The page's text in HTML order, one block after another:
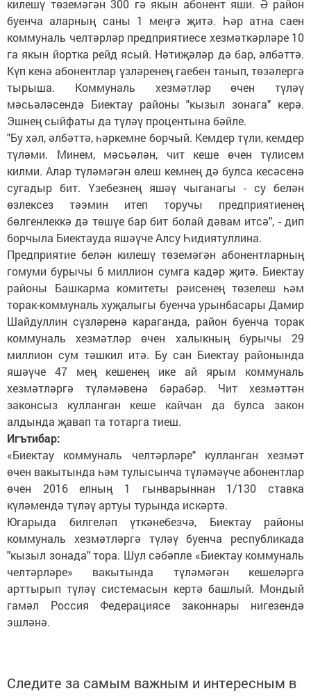
килешү төземәгән 300 гә якын абонент яши. Ә район
буенча аларның саны 1 меңгә җитә. Һәр атна саен
коммуналь челтәрләр предприятиесе хезмәткәрләре 10
га якын йортка рейд ясый. Нәтиҗәләр дә бар, әлбәттә.
Күп кенә абонентлар үзләренең гаебен танып, төзәлергә
тырыша. Коммуналь хезмәтләр өчен түләү
мәсьәләсендә Биектау районы "кызыл зонага" керә.
Эшнең сыйфаты да түләү процентына бәйле.
"Бу хәл, әлбәттә, һәркемне борчый. Кемдер түли, кемдер
түләми. Минем, мәсьәлән, чит кеше өчен түлисем
килми. Алар түләмәгән өлеш кемнең дә булса кесәсенә
сугадыр бит. Үзебезнең яшәү чыганагы - су белән
өзлексез тәэмин итеп торучы предприятиенең
бөлгенлеккә дә төшүе бар бит болай дәвам итсә", - дип
борчыла Биектауда яшәүче Алсу Һидиятуллина.
Предприятие белән килешү төземәгән абонентларның
гомуми бурычы 6 миллион сумга кадәр җитә. Биектау
районы Башкарма комитеты рәисенең төзелеш һәм
торак-коммуналь хуҗалыгы буенча урынбасары Дамир
Шайдуллин сүзләренә караганда, район буенча торак
коммуналь хезмәтләр өчен халыкның бурычы 29
миллион сум тәшкил итә. Бу сан Биектау районында
яшәүче 47 мең кешенең ике ай ярым коммуналь
хезмәтләргә түләмәвенә бәрабәр. Чит хезмәттән
законсыз кулланган кеше кайчан да булса закон
алдында җавап та тотарга тиеш.
Игътибар:
«Биектау коммуналь челтәрләре" кулланган хезмәт
өчен вакытында һәм тулысынча түләмәүче абонентлар
өчен 2016 елның 1 гынварыннан 1/130 ставка
күләмендә түләү артуы турында искәртә.
Югарыда билгеләп үткәнебезчә, Биектау районы
коммуналь хезмәтләргә түләү буенча республикада
"кызыл зонада" тора. Шул сәбәпле «Биектау коммуналь
челтәрләре» вакытында түләмәгән кешеләргә
арттырып түләү системасын кертә башлый. Мондый
гамәл Россия Федерациясе законнары нигезендә
эшләнә.
Следите за самым важным и интересным в